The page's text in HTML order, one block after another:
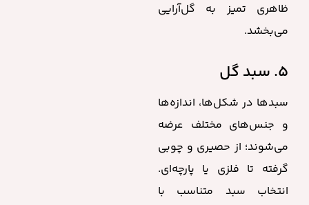
ظاهری تمیز به گل‌آرایی
می‌بخشد.
۵. سبد گل
سبدها در شکل‌ها، اندازه‌ها
و جنس‌های مختلف عرضه
می‌شوند؛ از حصیری و چوبی
گرفته تا فلزی یا پارچه‌ای.
انتخاب سبد متناسب با